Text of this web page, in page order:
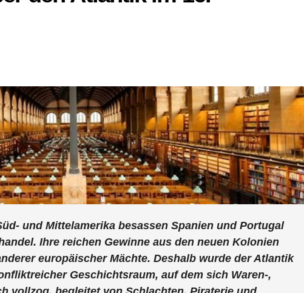
und Mittelamerika besassen Spanien und Portugal
Ihre reichen Gewinne aus den neuen Kolonien
europäischer Mächte. Deshalb wurde der Atlantik
Geschichtsraum, auf dem sich Waren-,